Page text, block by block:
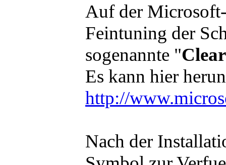
Auf der
Feintuning der
sogenannte "
Es kann hier
http://
Nach der